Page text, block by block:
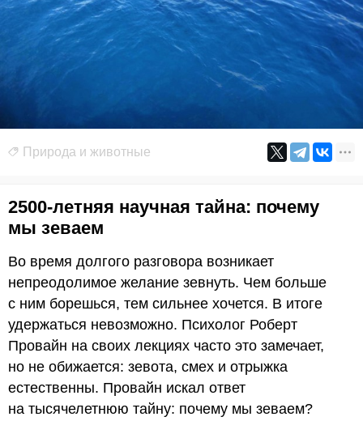
Природа и животные
2500-летняя научная тайна: почему
мы зеваем
Во время долгого разговора возникает
непреодолимое желание зевнуть. Чем больше
с ним борешься, тем сильнее хочется. В итоге
удержаться невозможно. Психолог Роберт
Провайн на своих лекциях часто это замечает,
но не обижается: зевота, смех и отрыжка
естественны. Провайн искал ответ
на тысячелетнюю тайну: почему мы зеваем?